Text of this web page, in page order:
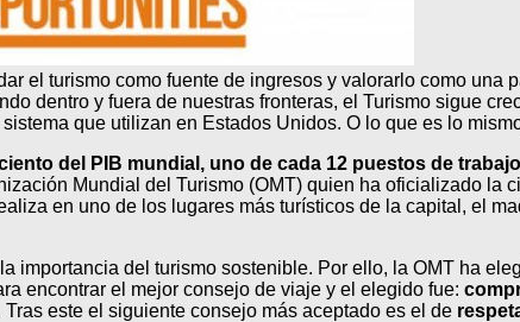
el turismo como fuente de ingresos y valorarlo como
dentro y fuera de nuestras fronteras, el Turismo sigue
que utilizan en Estados Unidos. O lo que es lo
del PIB mundial, uno de cada 12 puestos de trabajo
Mundial del Turismo (OMT) quien ha oficializado
en uno de los lugares más turísticos de la capital, el
importancia del turismo sostenible. Por ello, la OMT ha
encontrar el mejor consejo de viaje y el elegido fue:
este el siguiente consejo más aceptado es el de